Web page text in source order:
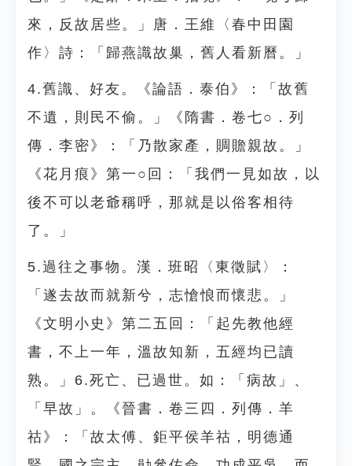
來，反故居些。」唐．王維〈春中田園
作〉詩：「歸燕識故巢，舊人看新曆。」
4.舊識、好友。《論語．泰伯》：「故舊
不遺，則民不偷。」《隋書．卷七○．列
傳．李密》：「乃散家產，賙贍親故。」
《花月痕》第一○回：「我們一見如故，以
後不可以老爺稱呼，那就是以俗客相待
了。」
5.過往之事物。漢．班昭〈東徵賦〉：
「遂去故而就新兮，志愴悢而懷悲。」
《文明小史》第二五回：「起先教他經
書，不上一年，溫故知新，五經均已讀
熟。」6.死亡、已過世。如：「病故」、
「早故」。《晉書．卷三四．列傳．羊
祜》：「故太傅、鉅平侯羊祜，明德通